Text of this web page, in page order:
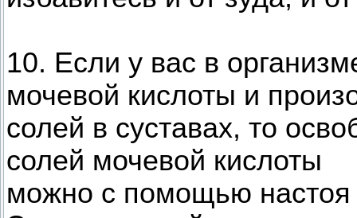
10. Если у вас в
мочевой кислоты и
солей в суставах, то
солей мочевой кислоты
можно с помощью настоя